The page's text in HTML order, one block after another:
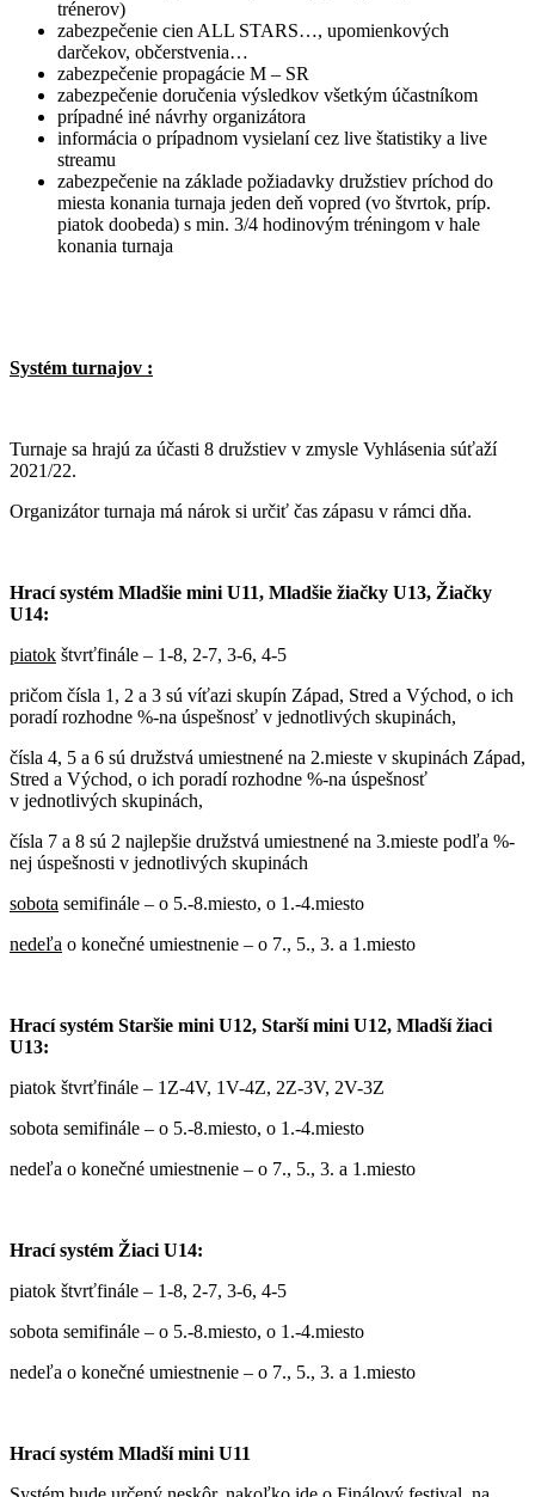
trénerov)
zabezpečenie cien ALL STARS…, upomienkových
darčekov, občerstvenia…
zabezpečenie propagácie M – SR
zabezpečenie doručenia výsledkov všetkým účastníkom
prípadné iné návrhy organizátora
informácia o prípadnom vysielaní cez live štatistiky a live
streamu
zabezpečenie na základe požiadavky družstiev príchod do
miesta konania turnaja jeden deň vopred (vo štvrtok, príp.
piatok doobeda) s min. 3/4 hodinovým tréningom v hale
konania turnaja
Systém turnajov :
Turnaje sa hrajú za účasti 8 družstiev v zmysle Vyhlásenia súťaží
2021/22.
Organizátor turnaja má nárok si určiť čas zápasu v rámci dňa.
Hrací systém Mladšie mini U11, Mladšie žiačky U13, Žiačky
U14:
piatok štvrťfinále – 1-8, 2-7, 3-6, 4-5
pričom čísla 1, 2 a 3 sú víťazi skupín Západ, Stred a Východ, o ich
poradí rozhodne %-na úspešnosť v jednotlivých skupinách,
čísla 4, 5 a 6 sú družstvá umiestnené na 2.mieste v skupinách Západ,
Stred a Východ, o ich poradí rozhodne %-na úspešnosť
v jednotlivých skupinách,
čísla 7 a 8 sú 2 najlepšie družstvá umiestnené na 3.mieste podľa %-
nej úspešnosti v jednotlivých skupinách
sobota semifinále – o 5.-8.miesto, o 1.-4.miesto
nedeľa o konečné umiestnenie – o 7., 5., 3. a 1.miesto
Hrací systém Staršie mini U12, Starší mini U12, Mladší žiaci
U13:
piatok štvrťfinále – 1Z-4V, 1V-4Z, 2Z-3V, 2V-3Z
sobota semifinále – o 5.-8.miesto, o 1.-4.miesto
nedeľa o konečné umiestnenie – o 7., 5., 3. a 1.miesto
Hrací systém Žiaci U14:
piatok štvrťfinále – 1-8, 2-7, 3-6, 4-5
sobota semifinále – o 5.-8.miesto, o 1.-4.miesto
nedeľa o konečné umiestnenie – o 7., 5., 3. a 1.miesto
Hrací systém Mladší mini U11